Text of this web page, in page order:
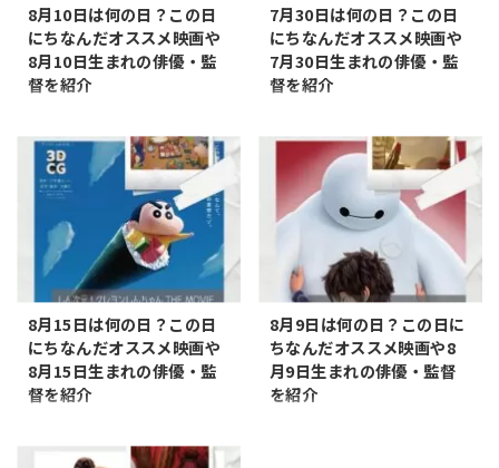
8月10日は何の日？この日
にちなんだオススメ映画や
8月10日生まれの俳優・監
督を紹介
10日は何の日？ この日にちなん
だ記念日とオススメの映画など
をまとめてみました。 記念日 帽
子の日 8月10日が「帽子の日」
と定められたのは、全日本帽子
協会が発案・制定したことによ
ります。この日は、帽子を通じ
て紫外線対策の重要性を啓発
知度を高める目的で設けられま
した。この日は「ハ（8）ット
（10）」の語呂合わせから選ば
れました。 日差しが強くなる夏
外線から肌を守るための最適な
7月30日は何の日？この日
にちなんだオススメ映画や
7月30日生まれの俳優・監
督を紹介
30日は何の日？ この日にちなん
だ記念日とオススメの映画など
をまとめてみました。 記念日 プ
ロレス記念日 7月30日は「プロ
レス記念日」です。1953年7月
30日に日本プロレス協会が設立
されたことを記念しています。
この日は、日本におけるプロレ
ス界の歴史や文化、偉大なプロ
レスラーたちの功績を称えるた
めに制定されました。 日本プロ
レス協会の設立は、日本におけ
8月15日は何の日？この日
にちなんだオススメ映画や
8月15日生まれの俳優・監
督を紹介
15日は何の日？ この日にちなん
8月9日は何の日？この日に
ちなんだオススメ映画や8
月9日生まれの俳優・監督
を紹介